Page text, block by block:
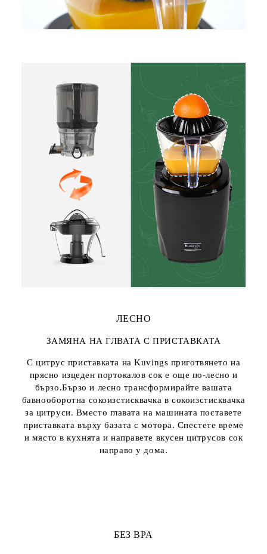
ЛЕСНО
ЗАМЯНА НА ГЛВАТА С ПРИСТАВКАТА
С цитрус приставката на Kuvings приготвянето на
прясно изцеден портокалов сок е още по-лесно и
бързо.Бързо и лесно трансформирайте вашата
бавнооборотна сокоизстисквачка в сокоизстисквачка
за цитруси. Вместо главата на машината поставете
приставката върху базата с мотора. Спестете време
и място в кухнята и направете вкусен цитрусов сок
направо у дома.
БЕЗ BPA